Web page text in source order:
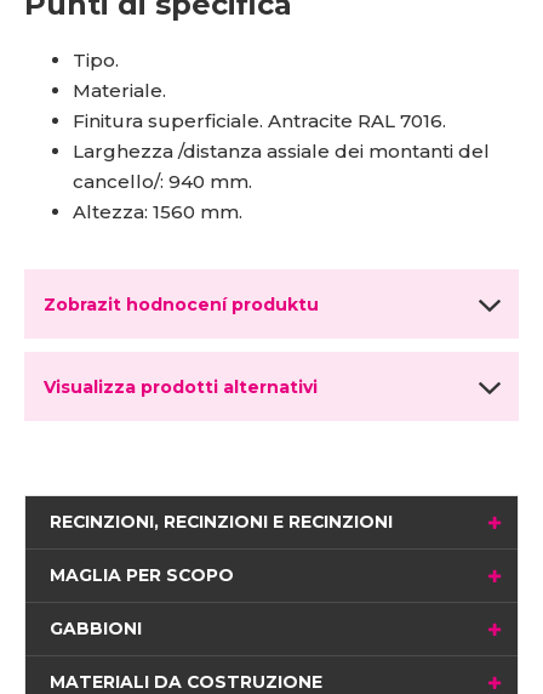
Tipo.
Materiale.
Finitura superficiale. Antracite RAL 7016.
Larghezza /distanza assiale dei montanti del
cancello/: 940 mm.
Altezza: 1560 mm.
Zobrazit hodnocení produktu
Visualizza prodotti alternativi
RECINZIONI, RECINZIONI E RECINZIONI
MAGLIA PER SCOPO
GABBIONI
MATERIALI DA COSTRUZIONE